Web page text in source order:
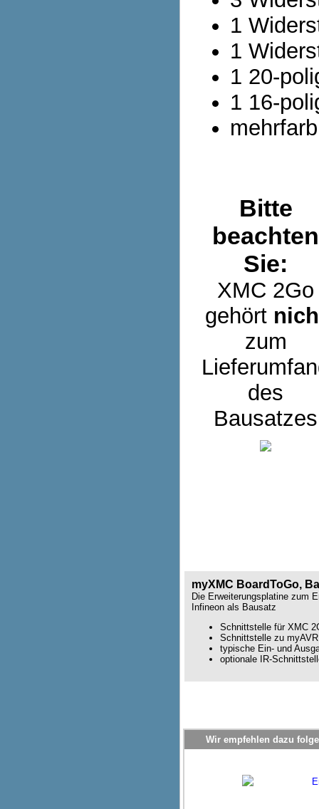
1
1
1 20-
1 16-
Bitte
beachten
Sie:
XMC 2Go
gehört
zum
des
Bausatzes
myXMC BoardToGo,
Die Erweiterungsplatine zum
Infineon als Bausatz
Schnittstelle für XMC
Schnittstelle zu
typische Ein- und
optionale IR-
Wir empfehlen dazu